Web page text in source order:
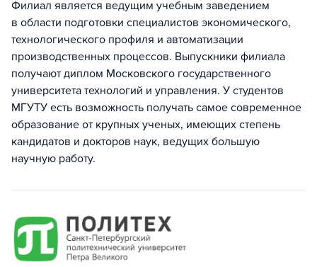
Филиал является ведущим учебным заведением
в области подготовки специалистов экономического,
технологического профиля и автоматизации
производственных процессов. Выпускники филиала
получают диплом Московского государственного
университета технологий и управления. У студентов
МГУТУ есть возможность получать самое современное
образование от крупных ученых, имеющих степень
кандидатов и докторов наук, ведущих большую
научную работу.